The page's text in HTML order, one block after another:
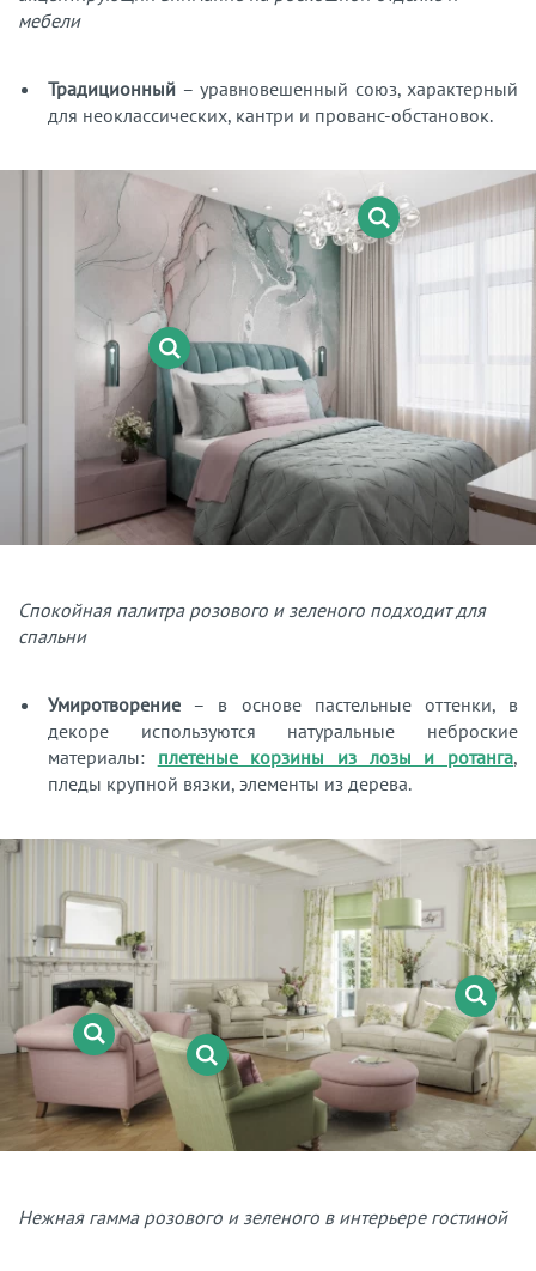
мебели
Традиционный – уравновешенный союз, характерный
для неоклассических, кантри и прованс-обстановок.
Спокойная палитра розового и зеленого подходит для
спальни
Умиротворение – в основе пастельные оттенки, в
декоре используются натуральные неброские
материалы: плетеные корзины из лозы и ротанга,
пледы крупной вязки, элементы из дерева.
Нежная гамма розового и зеленого в интерьере гостиной